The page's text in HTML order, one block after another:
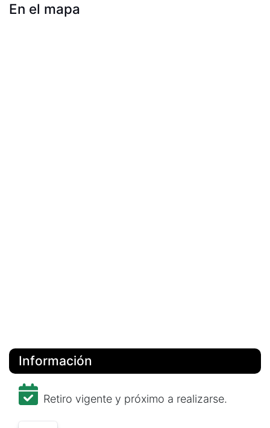
En el mapa
Información
Retiro vigente y próximo a realizarse.